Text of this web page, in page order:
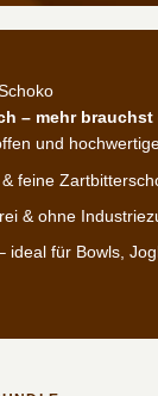
– mehr
und
feine
& ohne
ideal für Bowls,